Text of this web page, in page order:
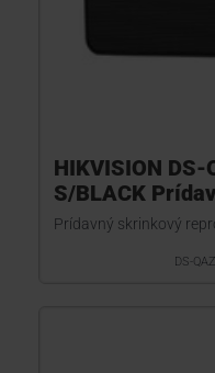
HIKVISION
S/BLACK
Prídavný skrinkový
DS-